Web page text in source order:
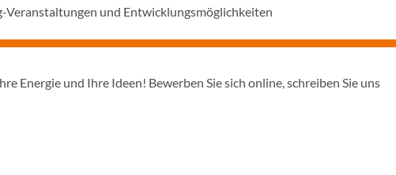
und Entwicklungsmöglichkeiten
Energie und Ihre Ideen! Bewerben Sie sich online, schreiben Sie uns